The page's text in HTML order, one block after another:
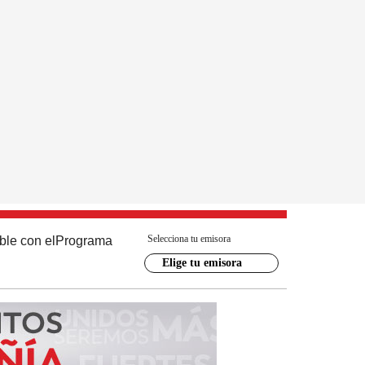
con el Programa Selecciona tu emisora
Elige tu emisora